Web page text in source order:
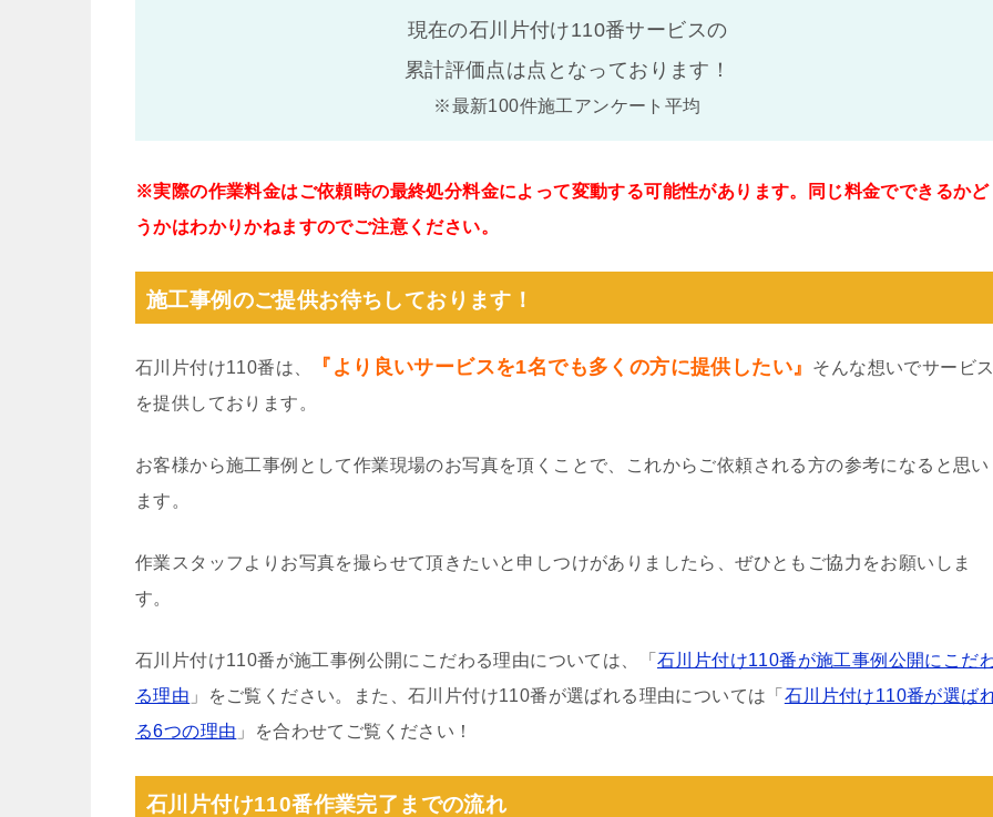
現在の石川片付け110番サービスの
累計評価点は点となっております！
※最新100件施工アンケート平均
※実際の作業料金はご依頼時の最終処分料金によって変動する可能性があります。同じ料金でできるかど
うかはわかりかねますのでご注意ください。
施工事例のご提供お待ちしております！
石川片付け110番は、 『より良いサービスを1名でも多くの方に提供したい』
そんな想いでサービス
を提供しております。
お客様から施工事例として作業現場のお写真を頂くことで、これからご依頼される方の参考になると思い
ます。
作業スタッフよりお写真を撮らせて頂きたいと申しつけがありましたら、ぜひともご協力をお願いしま
す。
石川片付け110番が施工事例公開にこだわる理由については、「 石川片付け110番が施工事例公開にこだ
る理由 」をご覧ください。また、石川片付け110番が選ばれる理由については「 石川片付け110番が選ば
る6つの理由 」を合わせてご覧ください！
石川片付け110番作業完了までの流れ